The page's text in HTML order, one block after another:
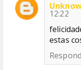
12:22
estas